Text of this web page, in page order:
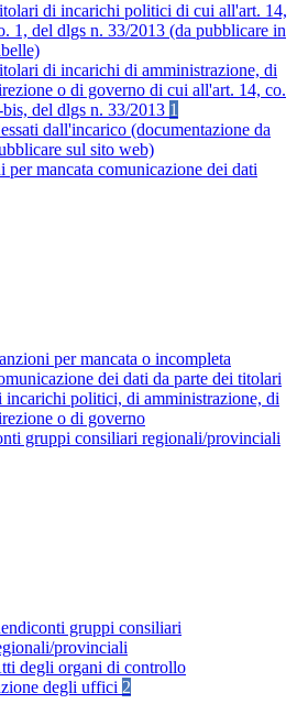
di incarichi politici di cui all'art. 14,
1, del dlgs n. 33/2013 (da pubblicare in
di incarichi di amministrazione, di
o di governo di cui all'art. 14, co.
bis, del dlgs n. 33/2013 1
dall'incarico (documentazione da
sul sito web)
per mancata comunicazione dei dati
per mancata o incompleta
dei dati da parte dei titolari
incarichi politici, di amministrazione, di
o di governo
gruppi consiliari regionali/provinciali
gruppi consiliari
provinciali
degli organi di controllo
degli uffici 2